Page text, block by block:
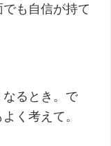
も自信が持て
るとき。で
く考えて。